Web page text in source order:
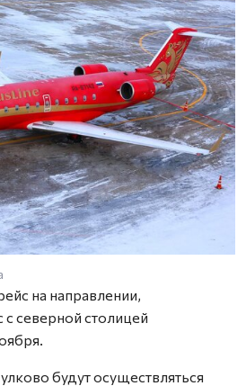
на направлении,
северной столицей
будут осуществляться